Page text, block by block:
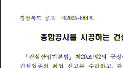
경상북도 공고 제2025 8 8호
종합공사를 시공하는 건
「건설산업기본법 」 제20조 의2의 규정
건 설 업종의 폐 업 신고 를 수리하 고 같